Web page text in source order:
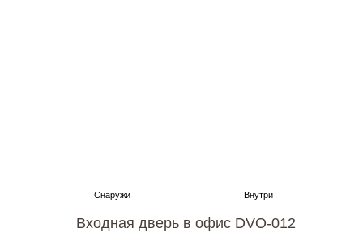
Входная дверь в офис DVO-012